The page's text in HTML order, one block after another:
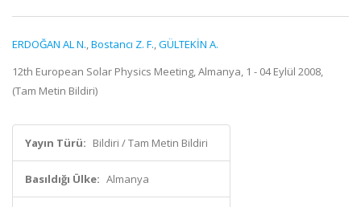
ERDOĞAN AL N.,Bostancı Z. F.,GÜLTEKİN A.
12th European Solar Physics Meeting, Almanya, 1 - 04 Eylül 2008,
(Tam Metin Bildiri)
Yayın Türü: Bildiri / Tam Metin Bildiri
Basıldığı Ülke: Almanya